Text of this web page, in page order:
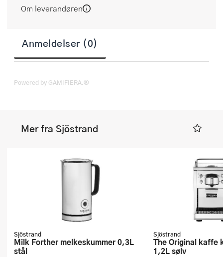
Om leverandøren
Anmeldelser (0)
Powered by GAMIFIERA.®
Mer fra Sjöstrand
Sjöstrand
Milk Forther melkeskummer 0,3L
stål
Sjöstrand
The Original kaffe kapselmaskin
1,2L sølv